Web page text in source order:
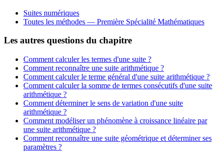
Suites numériques
Toutes les méthodes — Première Spécialité Mathématiques
Les autres questions du chapitre
Comment calculer les termes d'une suite ?
Comment reconnaître une suite arithmétique ?
Comment calculer le terme général d'une suite arithmétique ?
Comment calculer la somme de termes consécutifs d'une suite
arithmétique ?
Comment déterminer le sens de variation d'une suite
arithmétique ?
Comment modéliser un phénomène à croissance linéaire par
une suite arithmétique ?
Comment reconnaître une suite géométrique et déterminer ses
paramètres ?